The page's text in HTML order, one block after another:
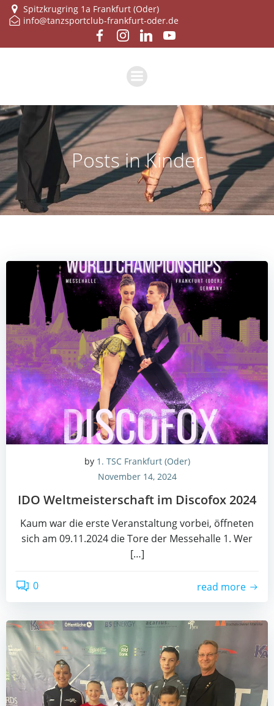
Zum
Inhalt
springen
Spitzkrugring 1a Frankfurt (Oder)
info@tanzsportclub-frankfurt-oder.de
Posts in Kinder
by 1. TSC Frankfurt (Oder)
November 14, 2024
IDO Welt­meis­ter­schaft im Dis­co­fox 2024
Kaum war die ers­te Ver­an­stal­tung vor­bei, öff­ne­ten
sich am 09.11.2024 die Tore der Mes­se­hal­le 1. Wer
[…]
0 read more